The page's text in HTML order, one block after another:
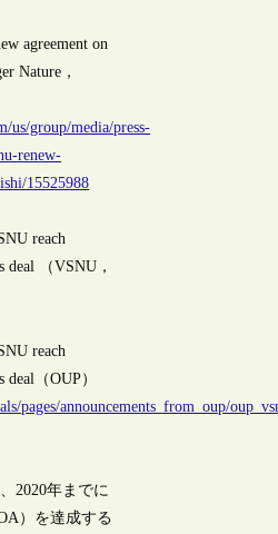
agreement on
Nature，
us/group/media/press-
renew-
15525988
reach
deal （VSNU，
reach
deal（OUP）
pages/announcements_from_oup/
2020年までに
）を達成する